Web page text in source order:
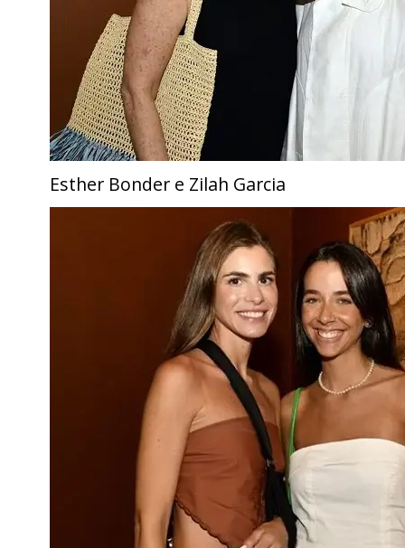
Esther Bonder e Zilah Garcia